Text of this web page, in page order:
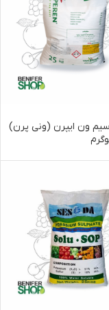
ون ایپرن (ونی پرن)